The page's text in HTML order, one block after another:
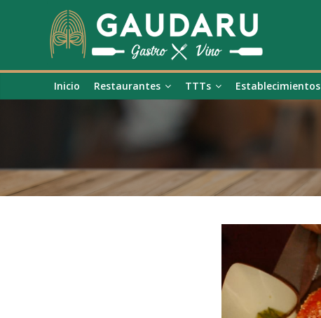
Inicio Restaurantes TTTs Establecimientos